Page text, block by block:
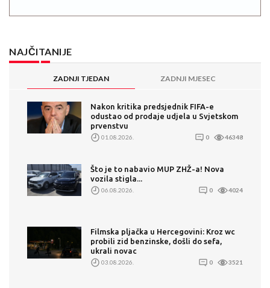
NAJČITANIJE
ZADNJI TJEDAN ZADNJI MJESEC
Nakon kritika predsjednik FIFA-e
odustao od prodaje udjela u Svjetskom
prvenstvu
01.08.2026. 0 46348
Što je to nabavio MUP ZHŽ-a! Nova
vozila stigla...
06.08.2026. 0 4024
Filmska pljačka u Hercegovini: Kroz wc
probili zid benzinske, došli do sefa,
ukrali novac
03.08.2026. 0 3521